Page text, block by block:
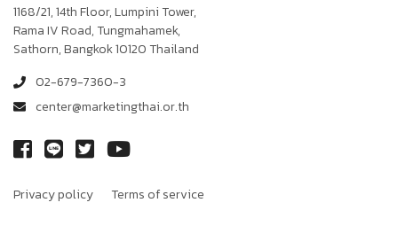
1168/21, 14th Floor, Lumpini Tower,
Rama IV Road, Tungmahamek,
Sathorn, Bangkok 10120 Thailand
02-679-7360-3
center@marketingthai.or.th
Privacy policy Terms of service